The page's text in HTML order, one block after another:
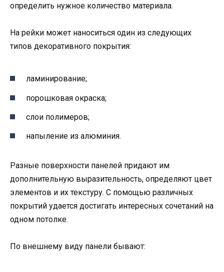
определить нужное количество материала.
На рейки может наноситься один из следующих
типов декоративного покрытия:
ламинирование;
порошковая окраска;
слои полимеров;
напыление из алюминия.
Разные поверхности панелей придают им
дополнительную выразительность, определяют цвет
элементов и их текстуру. С помощью различных
покрытий удается достигать интересных сочетаний на
одном потолке.
По внешнему виду панели бывают: